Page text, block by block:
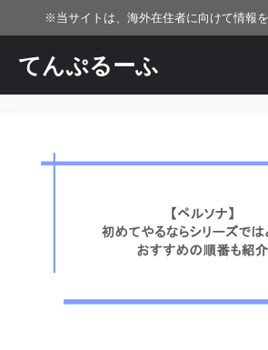
ン
ツ
※当サイトは、海外在住者に向けて情報
てんぷるーふ